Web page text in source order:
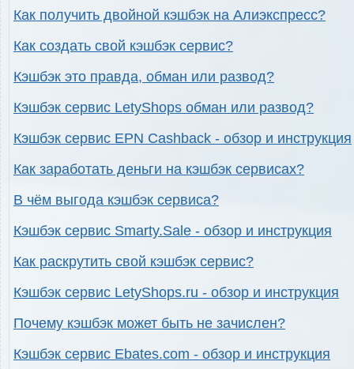
Как получить двойной кэшбэк на Алиэкспресс?
Как создать свой кэшбэк сервис?
Кэшбэк это правда, обман или развод?
Кэшбэк сервис LetyShops обман или развод?
Кэшбэк сервис EPN Cashback - обзор и инструкция
Как заработать деньги на кэшбэк сервисах?
В чём выгода кэшбэк сервиса?
Кэшбэк сервис Smarty.Sale - обзор и инструкция
Как раскрутить свой кэшбэк сервис?
Кэшбэк сервис LetyShops.ru - обзор и инструкция
Почему кэшбэк может быть не зачислен?
Кэшбэк сервис Ebates.com - обзор и инструкция